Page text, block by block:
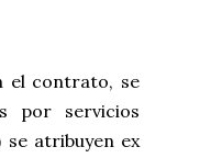
el contrato, se
por servicios
se atribuyen ex